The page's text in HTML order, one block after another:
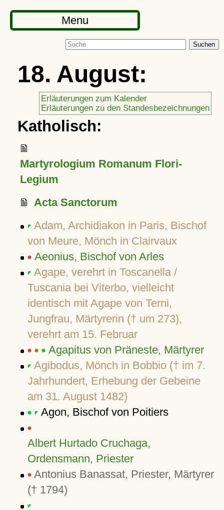
Menu
Suchen
18. August:
Erläuterungen zum Kalender
Erläuterungen zu den Standesbezeichnungen
Katholisch:
Martyrologium Romanum Flori-
Legium
Acta Sanctorum
Adam, Archidiakon in Paris, Bischof
von Meure, Mönch in Clairvaux
Aeonius, Bischof von Arles
Agape, verehrt in Toscanella /
Tuscania bei Viterbo, vielleicht
identisch mit Agape von Terni,
Jungfrau, Märtyrerin († um 273),
verehrt am 15. Februar
Agapitus von Präneste, Märtyrer
Agibodus, Mönch in Bobbio († im 7.
Jahrhundert, Erhebung der Gebeine
am 31. August 1482)
Agon, Bischof von Poitiers
Albert Hurtado Cruchaga,
Ordensmann, Priester
Antonius Banassat, Priester, Märtyrer
(† 1794)